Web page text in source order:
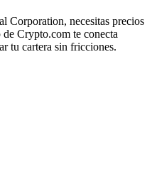
Corporation, necesitas precios
Crypto.com te conecta
tu cartera sin fricciones.